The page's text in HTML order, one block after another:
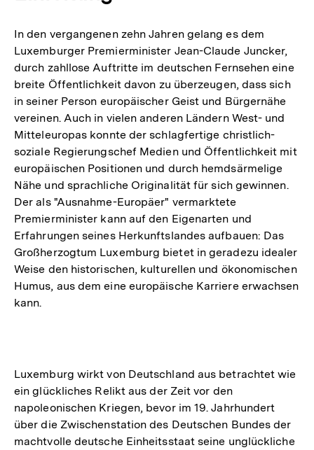
In den vergangenen zehn Jahren gelang es dem
Luxemburger Premierminister Jean-Claude Juncker,
durch zahllose Auftritte im deutschen Fernsehen eine
breite Öffentlichkeit davon zu überzeugen, dass sich
in seiner Person europäischer Geist und Bürgernähe
vereinen. Auch in vielen anderen Ländern West- und
Mitteleuropas konnte der schlagfertige christlich-
soziale Regierungschef Medien und Öffentlichkeit mit
europäischen Positionen und durch hemdsärmelige
Nähe und sprachliche Originalität für sich gewinnen.
Der als "Ausnahme-Europäer" vermarktete
Premierminister kann auf den Eigenarten und
Erfahrungen seines Herkunftslandes aufbauen: Das
Großherzogtum Luxemburg bietet in geradezu idealer
Weise den historischen, kulturellen und ökonomischen
Humus, aus dem eine europäische Karriere erwachsen
kann.
Luxemburg wirkt von Deutschland aus betrachtet wie
ein glückliches Relikt aus der Zeit vor den
napoleonischen Kriegen, bevor im 19. Jahrhundert
über die Zwischenstation des Deutschen Bundes der
machtvolle deutsche Einheitsstaat seine unglückliche